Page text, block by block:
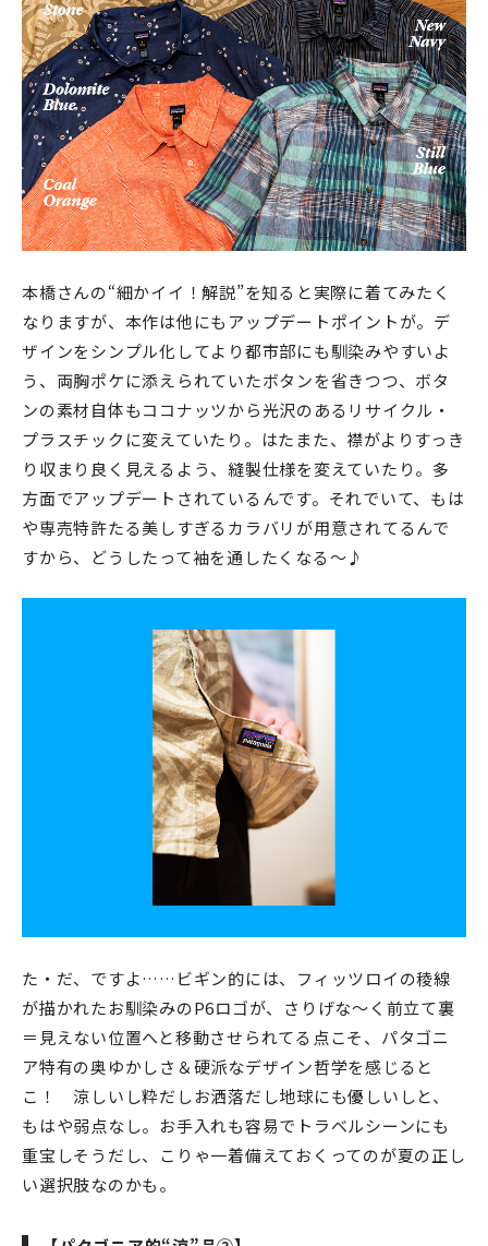
本橋さんの“細かイイ！解説”を知ると実際に着てみたく
なりますが、本作は他にもアップデートポイントが。デ
ザインをシンプル化してより都市部にも馴染みやすいよ
う、両胸ポケに添えられていたボタンを省きつつ、ボタ
ンの素材自体もココナッツから光沢のあるリサイクル・
プラスチックに変えていたり。はたまた、襟がよりすっき
り収まり良く見えるよう、縫製仕様を変えていたり。多
方面でアップデートされているんです。それでいて、もは
や専売特許たる美しすぎるカラバリが用意されてるんで
すから、どうしたって袖を通したくなる〜♪
た・だ、ですよ……ビギン的には、フィッツロイの稜線
が描かれたお馴染みのP6ロゴが、さりげな〜く前立て裏
＝見えない位置へと移動させられてる点こそ、パタゴニ
ア特有の奥ゆかしさ＆硬派なデザイン哲学を感じると
こ！ 涼しいし粋だしお洒落だし地球にも優しいしと、
もはや弱点なし。お手入れも容易でトラベルシーンにも
重宝しそうだし、こりゃ一着備えておくってのが夏の正し
い選択肢なのかも。